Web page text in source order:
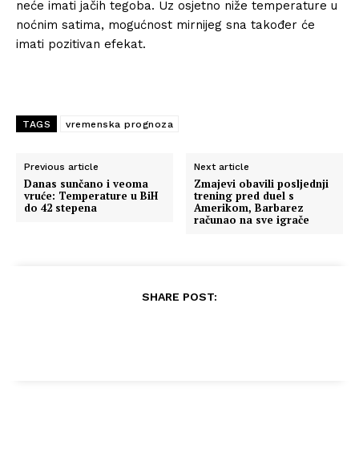
neće imati jačih tegoba. Uz osjetno niže temperature u
noćnim satima, mogućnost mirnijeg sna također će
imati pozitivan efekat.
TAGS vremenska prognoza
Previous article
Danas sunčano i veoma
vruće: Temperature u BiH
do 42 stepena
Next article
Zmajevi obavili posljednji
trening pred duel s
Amerikom, Barbarez
računao na sve igrače
SHARE POST: